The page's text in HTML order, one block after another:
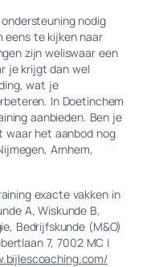
nodig
eens te kijken naar
zijn weliswaar een
je krijgt dan wel
wat je
In Doetinchem
aanbieden. Ben je
waar het aanbod nog
Arnhem,
exacte vakken in
A, Wiskunde B,
Bedrijfskunde (M&O)
7, 7002 MC |